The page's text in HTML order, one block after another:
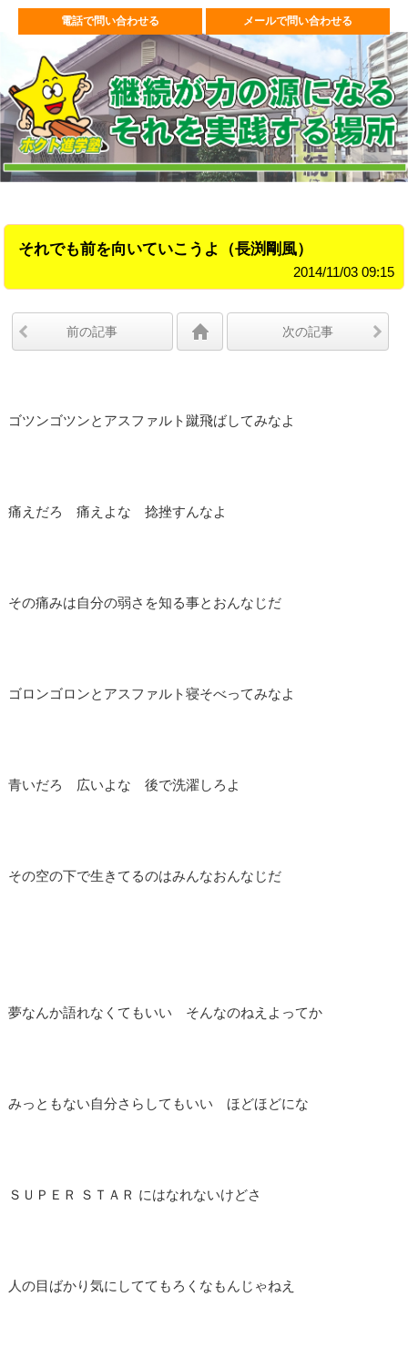
電話で問い合わせる メールで問い合わせる
それでも前を向いていこうよ（長渕剛風）
2014/11/03 09:15
前の記事 次の記事
ゴツンゴツンとアスファルト蹴飛ばしてみなよ
痛えだろ 痛えよな 捻挫すんなよ
その痛みは自分の弱さを知る事とおんなじだ
ゴロンゴロンとアスファルト寝そべってみなよ
青いだろ 広いよな 後で洗濯しろよ
その空の下で生きてるのはみんなおんなじだ
夢なんか語れなくてもいい そんなのねえよってか
みっともない自分さらしてもいい ほどほどにな
ＳＵＰＥＲ ＳＴＡＲ にはなれないけどさ
人の目ばかり気にしててもろくなもんじゃねえ